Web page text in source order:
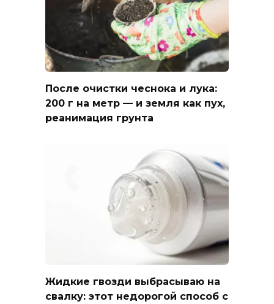
После очистки чеснока и лука:
200 г на метр — и земля как пух,
реанимация грунта
Жидкие гвозди выбрасываю на
свалку: этот недорогой способ с